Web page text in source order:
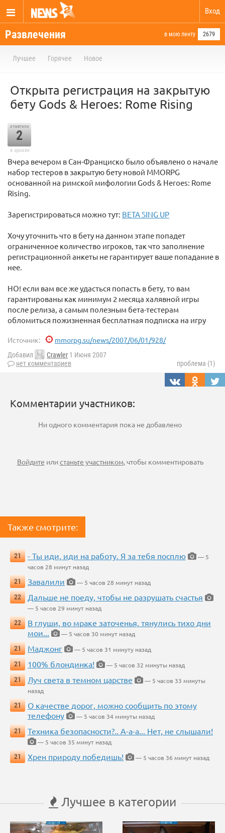
Вход
Развлечения в мою ленту 2679
Лучшее Горячее Новое
Открыта регистрация на закрытую
бету Gods & Heroes: Rome Rising
отметили
2
в архиве
Вчера вечером в Сан-Франциско было объявлено о начале
набор тестеров в закрытую бету новой MMORPG
основанной на римской мифологии Gods & Heroes: Rome
Rising.
Зарегистрироваться можно тут: BETA SING UP
Хочу уточнить что в бету на данном этапе попадет
ограниченное количество игроков, так что заполнение
регистрационной анкеты не гарантирует ваше попадание в
нее.
НО! если вам все же удасться попасть в бету, то вам
гарантированы как минимум 2 месяца халявной игры
после релиза, а самым полезным бета-тестерам
обломиться пожизненная бесплатная подписка на игру
Источник: mmorpg.su/news/2007/06/01/928/
Добавил Crawler 1 Июня 2007
нет комментариев
проблема (1)
Комментарии участников:
Ни одного комментария пока не добавлено
Войдите илистаньте участником, чтобы комментировать
Также смотрите:
21 - Ты иди, иди на работу. Я за тебя посплю
— 5
часов 28 минут назад
21
Завалили
— 5 часов 28 минут назад
22
Дальше не поеду, чтобы не разрушать счастья
— 5 часов 29 минут назад
22
В глуши, во мраке заточенья, тянулись тихо дни
мои...
— 5 часов 30 минут назад
21
Маджонг
— 5 часов 31 минуту назад
21
100% блондинка!
— 5 часов 32 минуты назад
21
Луч света в темном царстве
— 5 часов 33 минуты
назад
21
О качестве дорог, можно сообщить по этому
телефону
— 5 часов 34 минуты назад
21
Техника безопасности?.. А-а-а... Нет, не слышали!
— 5 часов 35 минут назад
21
Хрен природу победишь! — 5 часов 36 минут назад
Лучшее в категории